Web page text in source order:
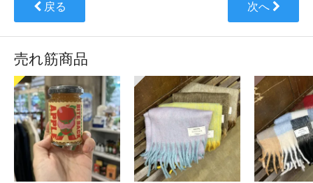
戻る 次へ
売れ筋商品